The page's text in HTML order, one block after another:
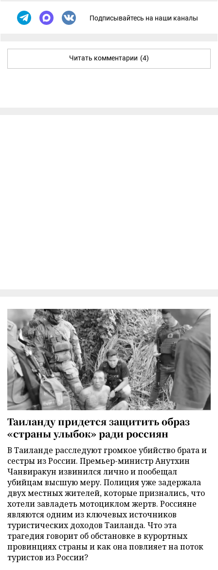
Подписывайтесь на наши каналы
Читать комментарии (4)
Таиланду придется защитить образ
«страны улыбок» ради россиян
В Таиланде расследуют громкое убийство брата и
сестры из России. Премьер-министр Анутхин
Чанвиракун извинился лично и пообещал
убийцам высшую меру. Полиция уже задержала
двух местных жителей, которые признались, что
хотели завладеть мотоциклом жертв. Россияне
являются одним из ключевых источников
туристических доходов Таиланда. Что эта
трагедия говорит об обстановке в курортных
провинциях страны и как она повлияет на поток
туристов из России?